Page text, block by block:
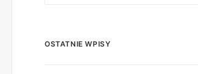
OSTATNIE WPISY